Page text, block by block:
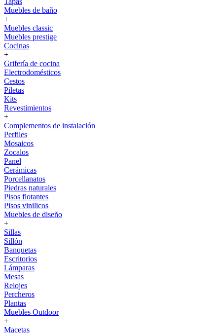
Muebles de baño
+
Muebles classic
Muebles prestige
Cocinas
+
Grifería de cocina
Electrodomésticos
Cestos
Piletas
Kits
Revestimientos
+
Complementos de instalación
Perfiles
Mosaicos
Zocalos
Panel
Cerámicas
Porcellanatos
Piedras naturales
Pisos flotantes
Pisos vinilicos
Muebles de diseño
+
Sillas
Sillón
Banquetas
Escritorios
Lámparas
Mesas
Relojes
Percheros
Plantas
Muebles Outdoor
+
Macetas